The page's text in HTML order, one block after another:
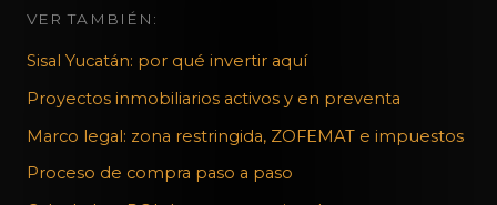
VER TAMBIÉN:
Sisal Yucatán: por qué invertir aquí
Proyectos inmobiliarios activos y en preventa
Marco legal: zona restringida, ZOFEMAT e impuestos
Proceso de compra paso a paso